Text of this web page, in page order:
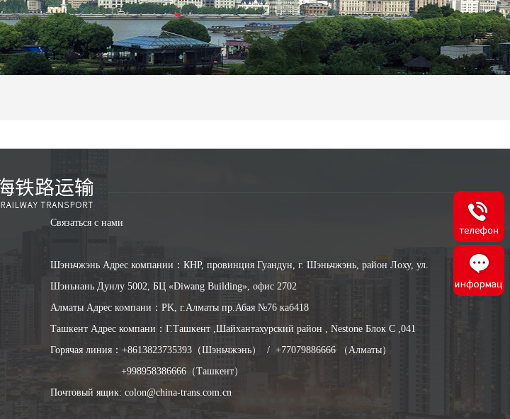
Связаться с нами
Шэньчжэнь Адрес компании：КНР, провинция Гуандун, г. Шэньчжэнь, район Лоху, ул.
Шэньнань Дунлу 5002, БЦ «Diwang Building», офис 2702
Алматы Адрес компани：PK, г.Aлматы пр.Абая №76 каб418
Ташкент Адрес компани：Г.Ташкент ,Шайхантахурский район , Nestone Блок С ,041
Горячая линия：+8613823735393（Шэньчжэнь） / +77079886666 （Алматы）
+998958386666（Ташкент）
Почтовый ящик: colon@china-trans.com.cn